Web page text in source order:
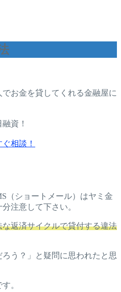
お金を貸してくれる金融屋に
資！
相談！
（ショートメール）はヤミ金
注意して下さい。
返済サイクルで貸付する違法
ろう？」と疑問に思われたと思
。